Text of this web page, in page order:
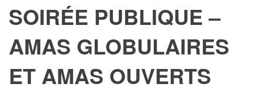
SOIRÉE PUBLIQUE –
AMAS GLOBULAIRES
ET AMAS OUVERTS